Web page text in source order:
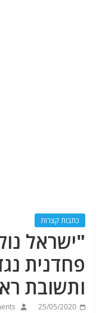
כתבות קצרות
"ישראל
פחדנית
ותשובת
25/05/2020